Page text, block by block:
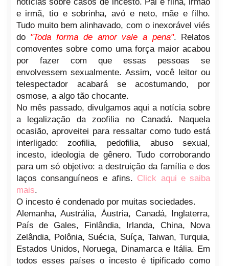
e irmã, tio e sobrinha, avó e neto, mãe e filho.
Tudo muito bem alinhavado, com o inexorável viés
do "Toda forma de amor vale a pena". Relatos
comoventes sobre como uma força maior acabou
por fazer com que essas pessoas se
envolvessem sexualmente. Assim, você leitor ou
telespectador acabará se acostumando, por
osmose, a algo tão chocante.
No mês passado, divulgamos aqui a notícia sobre
a legalização da zoofilia no Canadá. Naquela
ocasião, aproveitei para ressaltar como tudo está
interligado: zoofilia, pedofilia, abuso sexual,
incesto, ideologia de gênero. Tudo corroborando
para um só objetivo: a destruição da família e dos
laços consanguíneos e afins. Click aqui e saiba
mais.
O incesto é condenado por muitas sociedades.
Alemanha, Austrália, Áustria, Canadá, Inglaterra,
País de Gales, Finlândia, Irlanda, China, Nova
Zelândia, Polônia, Suécia, Suíça, Taiwan, Turquia,
Estados Unidos, Noruega, Dinamarca e Itália. Em
todos esses países o incesto é tipificado como